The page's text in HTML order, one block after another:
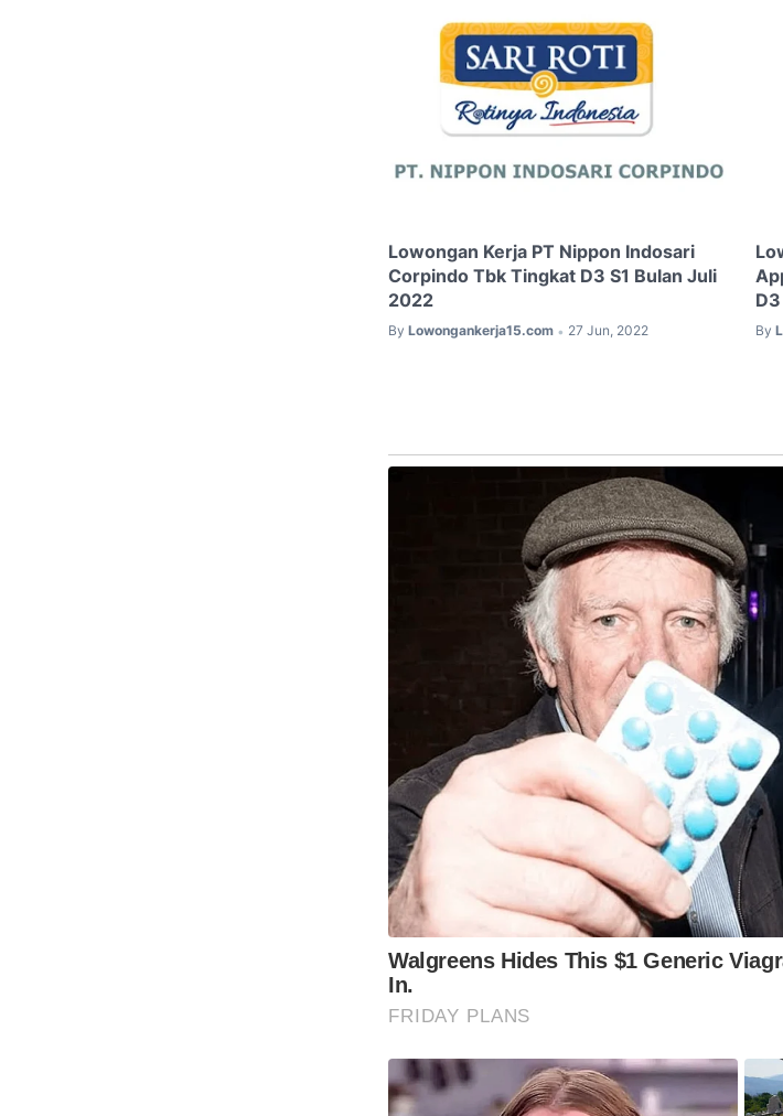
Lowongan Kerja PT Nippon Indosari
Corpindo Tbk Tingkat D3 S1 Bulan Juli
2022
By Lowongankerja15.com • 27 Jun, 2022 By